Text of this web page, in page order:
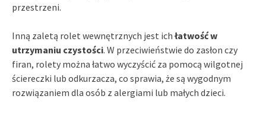
przestrzeni.
Inną zaletą rolet wewnętrznych jest ich łatwość w
utrzymaniu czystości. W przeciwieństwie do zasłon czy
firan, rolety można łatwo wyczyścić za pomocą wilgotnej
ściereczki lub odkurzacza, co sprawia, że są wygodnym
rozwiązaniem dla osób z alergiami lub małych dzieci.